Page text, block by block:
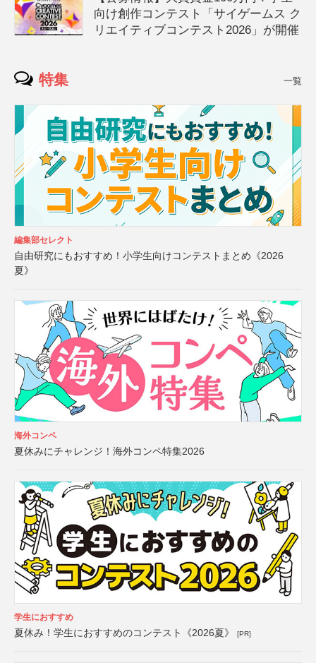
向け創作コンテスト「サイゲームス ク
リエイティブコンテスト2026」が開催
特集 一覧
編集部セレクト
自由研究にもおすすめ！小学生向けコンテストまとめ《2026
夏》
海外コンペ
夏休みにチャレンジ！海外コンペ特集2026
学生におすすめ
夏休み！学生におすすめのコンテスト《2026夏》 [PR]